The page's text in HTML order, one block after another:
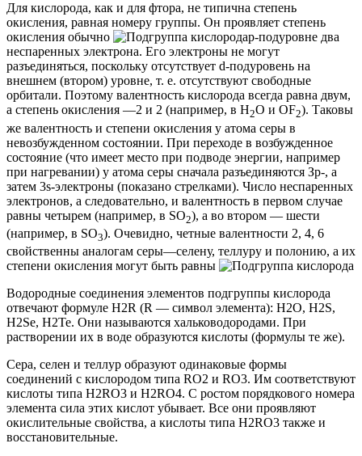
Для кислорода, как и для фтора, не типична степень
окисления, равная номеру группы. Он проявляет степень
окисления обычно
p-подуровне два
неспаренных электрона. Его электроны не могут
разъединяться, поскольку отсутствует d-подуровень на
внешнем (втором) уровне, т. е. отсутствуют свободные
орбитали. Поэтому валентность кислорода всегда равна двум,
а степень окисления —2 и 2 (например, в Н2O и OF2). Таковы
же валентность и степени окисления у атома серы в
невозбужденном состоянии. При переходе в возбужденное
состояние (что имеет место при подводе энергии, например
при нагревании) у атома серы сначала разъединяются Зр-, а
затем 3s-электроны (показано стрелками). Число неспаренных
электронов, а следовательно, и валентность в первом случае
равны четырем (например, в SO2), а во втором — шести
(например, в SO3). Очевидно, четные валентности 2, 4, 6
свойственны аналогам серы—селену, теллуру и полонию, а их
степени окисления могут быть равны
Водородные соединения элементов подгруппы кислорода
отвечают формуле H2R (R — символ элемента): Н2O, H2S,
H2Se, Н2Те. Они называются хальководородами. При
растворении их в воде образуются кислоты (формулы те же).
Сера, селен и теллур образуют одинаковые формы
соединений с кислородом типа RO2 и RO3. Им соответствуют
кислоты типа H2RO3 и H2RO4. С ростом порядкового номера
элемента сила этих кислот убывает. Все они проявляют
окислительные свойства, а кислоты типа H2RO3 также и
восстановительные.